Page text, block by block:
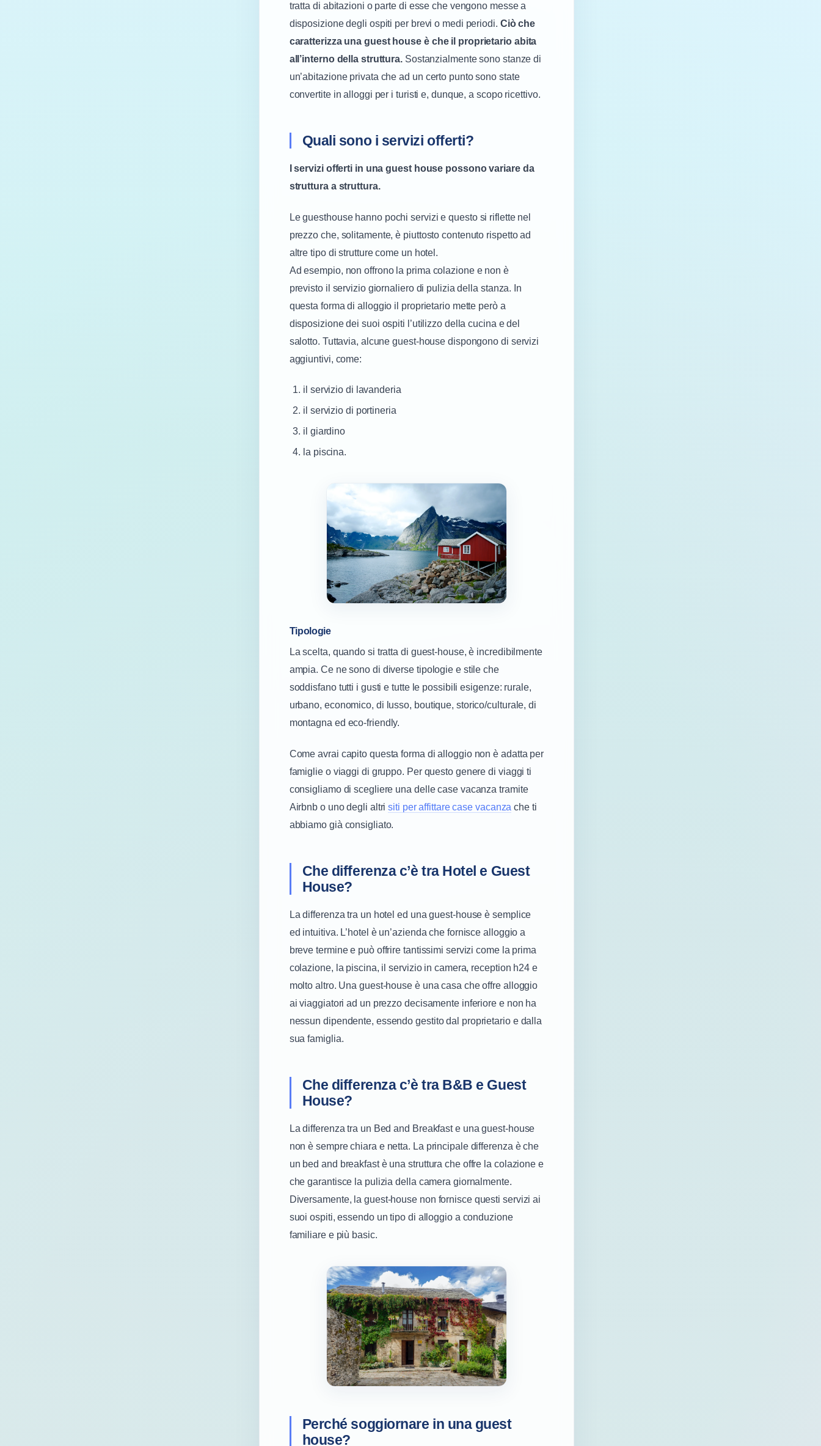
tratta di abitazioni o parte di esse che vengono messe a
disposizione degli ospiti per brevi o medi periodi. Ciò che
caratterizza una guest house è che il proprietario abita
all’interno della struttura. Sostanzialmente sono stanze di
un’abitazione privata che ad un certo punto sono state
convertite in alloggi per i turisti e, dunque, a scopo ricettivo.
Quali sono i servizi offerti?
I servizi offerti in una guest house possono variare da
struttura a struttura.
Le guesthouse hanno pochi servizi e questo si riflette nel
prezzo che, solitamente, è piuttosto contenuto rispetto ad
altre tipo di strutture come un hotel.
Ad esempio, non offrono la prima colazione e non è
previsto il servizio giornaliero di pulizia della stanza. In
questa forma di alloggio il proprietario mette però a
disposizione dei suoi ospiti l’utilizzo della cucina e del
salotto. Tuttavia, alcune guest-house dispongono di servizi
aggiuntivi, come:
il servizio di lavanderia
il servizio di portineria
il giardino
la piscina.
Tipologie
La scelta, quando si tratta di guest-house, è incredibilmente
ampia. Ce ne sono di diverse tipologie e stile che
soddisfano tutti i gusti e tutte le possibili esigenze: rurale,
urbano, economico, di lusso, boutique, storico/culturale, di
montagna ed eco-friendly.
Come avrai capito questa forma di alloggio non è adatta per
famiglie o viaggi di gruppo. Per questo genere di viaggi ti
consigliamo di scegliere una delle case vacanza tramite
Airbnb o uno degli altrisiti per affittare case vacanza che ti
abbiamo già consigliato.
Che differenza c’è tra Hotel e Guest
House?
La differenza tra un hotel ed una guest-house è semplice
ed intuitiva. L’hotel è un’azienda che fornisce alloggio a
breve termine e può offrire tantissimi servizi come la prima
colazione, la piscina, il servizio in camera, reception h24 e
molto altro. Una guest-house è una casa che offre alloggio
ai viaggiatori ad un prezzo decisamente inferiore e non ha
nessun dipendente, essendo gestito dal proprietario e dalla
sua famiglia.
Che differenza c’è tra B&B e Guest
House?
La differenza tra un Bed and Breakfast e una guest-house
non è sempre chiara e netta. La principale differenza è che
un bed and breakfast è una struttura che offre la colazione e
che garantisce la pulizia della camera giornalmente.
Diversamente, la guest-house non fornisce questi servizi ai
suoi ospiti, essendo un tipo di alloggio a conduzione
familiare e più basic.
Perché soggiornare in una guest
house?